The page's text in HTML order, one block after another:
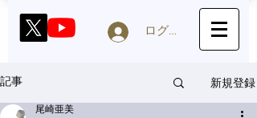
ログイン
記事 新規登録
尾崎亜美